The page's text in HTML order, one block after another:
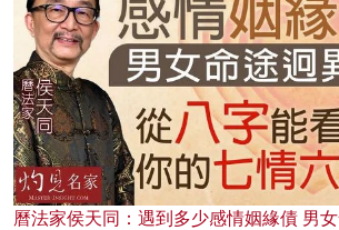
曆法家侯天同：遇到多少感情姻緣債 男